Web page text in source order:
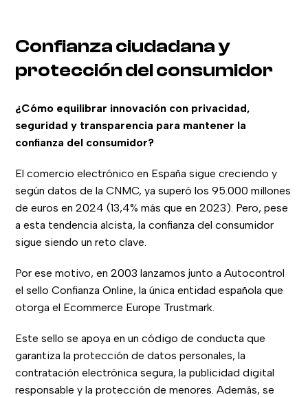
Confianza ciudadana y
protección del consumidor
¿Cómo equilibrar innovación con privacidad,
seguridad y transparencia para mantener la
confianza del consumidor?
El comercio electrónico en España sigue creciendo y
según datos de la CNMC, ya superó los 95.000 millones
de euros en 2024 (13,4% más que en 2023). Pero, pese
a esta tendencia alcista, la confianza del consumidor
sigue siendo un reto clave.
Por ese motivo, en 2003 lanzamos junto a Autocontrol
el sello Confianza Online, la única entidad española que
otorga el Ecommerce Europe Trustmark.
Este sello se apoya en un código de conducta que
garantiza la protección de datos personales, la
contratación electrónica segura, la publicidad digital
responsable y la protección de menores. Además, se